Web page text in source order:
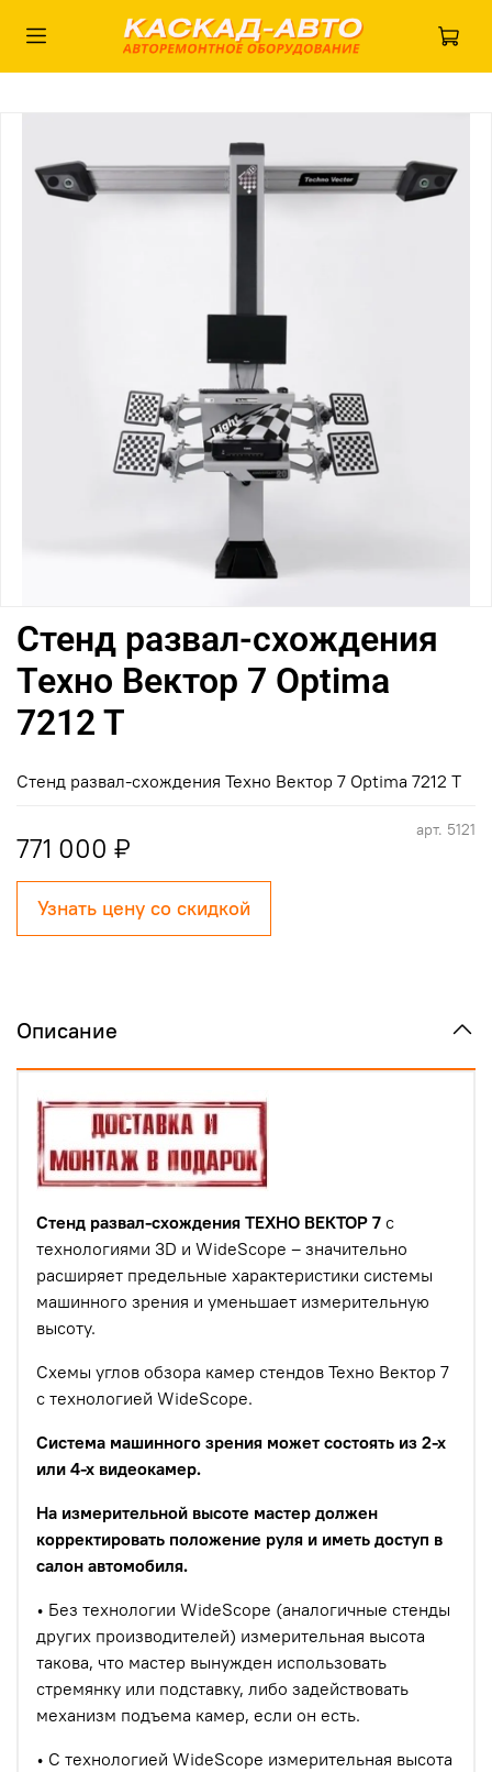
арт. 5121
Cтенд развал-схождения
Техно Вектор 7 Optima
7212 T
771 000 ₽
Узнать цену со скидкой
Cтенд развал-схождения Техно Вектор 7 Optima 7212 T
Описание
Cтенд развал-схождения ТЕХНО ВЕКТОР 7 с
технологиями 3D и WideScope – значительно
расширяет предельные характеристики системы
машинного зрения и уменьшает измерительную
высоту.
Схемы углов обзора камер стендов Техно Вектор 7
с технологией WideScope.
Система машинного зрения может состоять из 2-х
или 4-х видеокамер.
На измерительной высоте мастер должен
корректировать положение руля и иметь доступ в
салон автомобиля.
• Без технологии WideScope (аналогичные стенды
других производителей) измерительная высота
такова, что мастер вынужден использовать
стремянку или подставку, либо задействовать
механизм подъема камер, если он есть.
• С технологией WideScope измерительная высота